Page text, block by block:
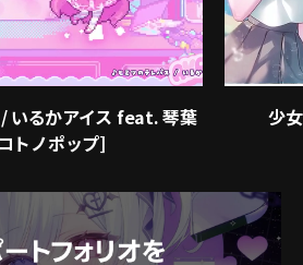
いるかアイス feat. 琴葉
トノポップ]
少